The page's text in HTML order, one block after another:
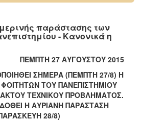
παράστασης των
- Κανονικά η
ΠΕΜΠΤΗ 27 ΑΥΓΟΥΣΤΟΥ 2015
ΣΗΜΕΡΑ (ΠΕΜΠΤΗ 27/8) Η
ΤΟΥ ΠΑΝΕΠΙΣΤΗΜΙΟΥ
ΤΕΧΝΙΚΟΥ ΠΡΟΒΛΗΜΑΤΟΣ.
Η ΑΥΡΙΑΝΗ ΠΑΡΑΣΤΑΣΗ
28/8)